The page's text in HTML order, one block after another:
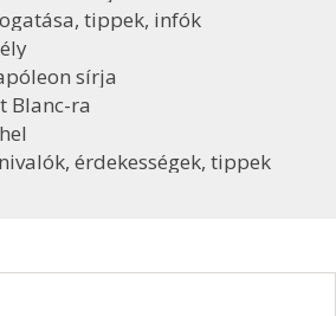
tippek, infók
sírja
Blanc-ra
érdekességek, tippek